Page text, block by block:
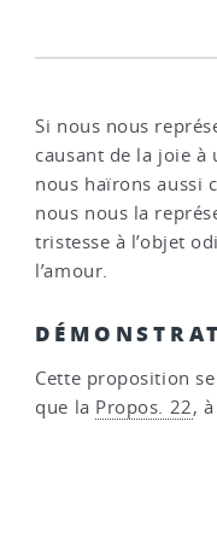
Si nous nous
causant de la joie à
nous haïrons aussi
nous nous la
tristesse à l’objet
l’amour.
Cette proposition
que la Propos. 22,